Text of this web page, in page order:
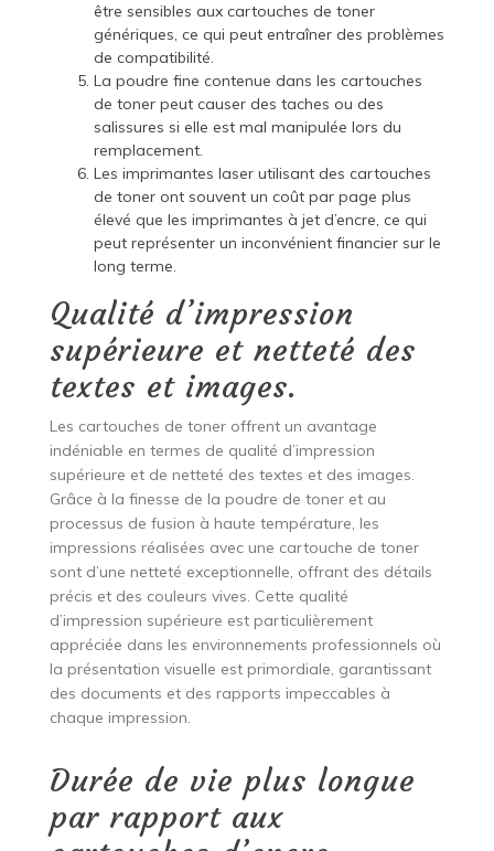
être sensibles aux cartouches de toner
génériques, ce qui peut entraîner des problèmes
de compatibilité.
La poudre fine contenue dans les cartouches
de toner peut causer des taches ou des
salissures si elle est mal manipulée lors du
remplacement.
Les imprimantes laser utilisant des cartouches
de toner ont souvent un coût par page plus
élevé que les imprimantes à jet d’encre, ce qui
peut représenter un inconvénient financier sur le
long terme.
Qualité d’impression
supérieure et netteté des
textes et images.
Les cartouches de toner offrent un avantage
indéniable en termes de qualité d’impression
supérieure et de netteté des textes et des images.
Grâce à la finesse de la poudre de toner et au
processus de fusion à haute température, les
impressions réalisées avec une cartouche de toner
sont d’une netteté exceptionnelle, offrant des détails
précis et des couleurs vives. Cette qualité
d’impression supérieure est particulièrement
appréciée dans les environnements professionnels où
la présentation visuelle est primordiale, garantissant
des documents et des rapports impeccables à
chaque impression.
Durée de vie plus longue
par rapport aux